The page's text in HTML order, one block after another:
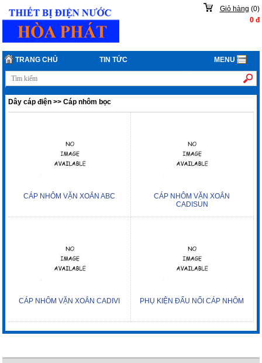
Giỏ hàng (0)
0đ
TRANG CHỦ TIN TỨC MENU
Dây cáp điện >>Cáp nhôm bọc
CÁP NHÔM VẶN XOẮN ABC
CÁP NHÔM VẶN XOẮN
CADISUN
CÁP NHÔM VẶN XOẮN CADIVI PHỤ KIỆN ĐẤU NỐI CÁP NHÔM